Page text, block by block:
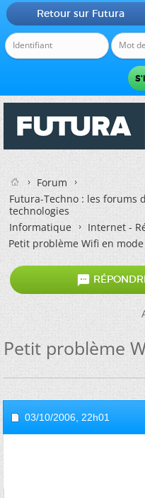
Retour sur Futura
Forum
Futura-Techno : les forums
technologies
Informatique
Internet -
Petit problème Wifi en

Petit problème
03/10/2006, 22h01